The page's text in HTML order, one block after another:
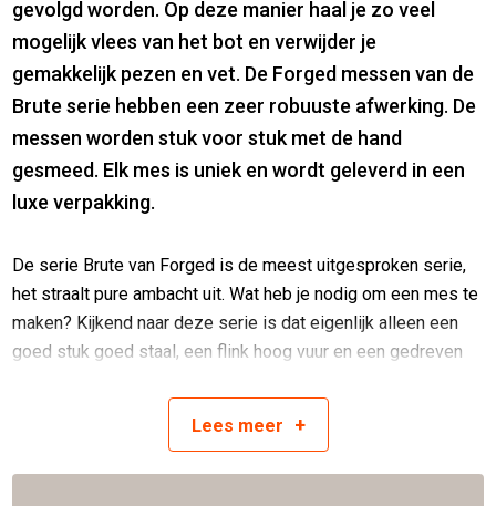
gevolgd worden. Op deze manier haal je zo veel
mogelijk vlees van het bot en verwijder je
gemakkelijk pezen en vet. De Forged messen van de
Brute serie hebben een zeer robuuste afwerking. De
messen worden stuk voor stuk met de hand
gesmeed. Elk mes is uniek en wordt geleverd in een
luxe verpakking.
De serie Brute van Forged is de meest uitgesproken serie,
het straalt pure ambacht uit. Wat heb je nodig om een mes te
maken? Kijkend naar deze serie is dat eigenlijk alleen een
goed stuk goed staal, een flink hoog vuur en een gedreven
zorgt. Het lemmet en het heft worden na verhitting gehamerd
Lees meer +